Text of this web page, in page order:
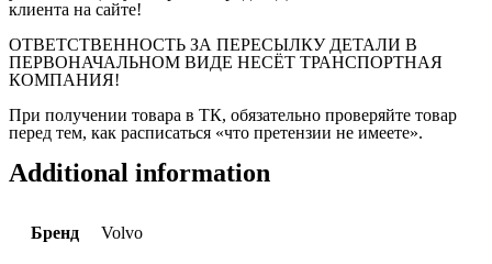
клиента на сайте!
ОТВЕТСТВЕННОСТЬ ЗА ПЕРЕСЫЛКУ ДЕТАЛИ В
ПЕРВОНАЧАЛЬНОМ ВИДЕ НЕСЁТ ТРАНСПОРТНАЯ
КОМПАНИЯ!
При получении товара в ТК, обязательно проверяйте товар
перед тем, как расписаться «что претензии не имеете».
Additional information
Бренд Volvo